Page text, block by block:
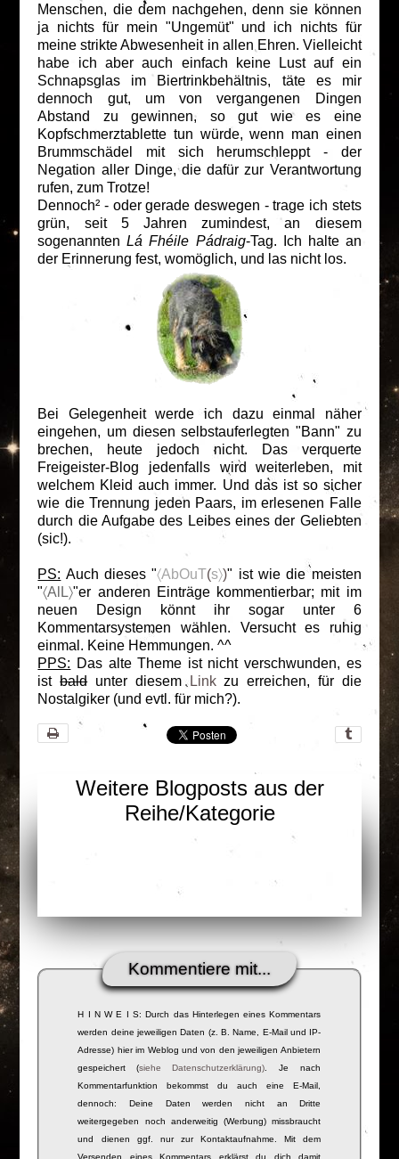
Menschen, die dem nachgehen, denn sie können
ja nichts für mein "Ungemüt" und ich nichts für
meine strikte Abwesenheit in allen Ehren. Vielleicht
habe ich aber auch einfach keine Lust auf ein
Schnapsglas im Biertrinkbehältnis, täte es mir
dennoch gut, um von vergangenen Dingen
Abstand zu gewinnen, so gut wie es eine
Kopfschmerztablette tun würde, wenn man einen
Brummschädel mit sich herumschleppt - der
Negation aller Dinge, die dafür zur Verantwortung
rufen, zum Trotze!
Dennoch² - oder gerade deswegen - trage ich stets
grün, seit 5 Jahren zumindest, an diesem
sogenanntenLá Fhéile Pádraig-Tag. Ich halte an
der Erinnerung fest, womöglich, und las nicht los.
Bei Gelegenheit werde ich dazu einmal näher
eingehen, um diesen selbstauferlegten "Bann" zu
brechen, heute jedoch nicht. Das verquerte
Freigeister-Blog jedenfalls wird weiterleben, mit
welchem Kleid auch immer. Und das ist so sicher
wie die Trennung jeden Paars, im erlesenen Falle
durch die Aufgabe des Leibes eines der Geliebten
(sic!).
PS: Auch dieses "〈AbOuT(s〉)" ist wie die meisten
"〈AlL〉"er anderen Einträge kommentierbar; mit im
neuen Design könnt ihr sogar unter 6
Kommentarsystemen wählen. Versucht es ruhig
einmal. Keine Hemmungen. ^^
PPS: Das alte Theme ist nicht verschwunden, es
istbaldunter diesem Linkzu erreichen, für die
Nostalgiker (und evtl. für mich?).
Weitere Blogposts aus der
Reihe/Kategorie
Kommentiere mit...
H I N W E I S: Durch das Hinterlegen eines Kommentars
werden deine jeweiligen Daten (z. B. Name, E-Mail und IP-
Adresse) hier im Weblog und von den jeweiligen Anbietern
gespeichert (siehe Datenschutzerklärung) . Je nach
Kommentarfunktion bekommst du auch eine E-Mail,
dennoch: Deine Daten werden nicht an Dritte
weitergegeben noch anderweitig (Werbung) missbraucht
und dienen ggf. nur zur Kontaktaufnahme. Mit dem
Versenden eines Kommentars erklärst du dich damit